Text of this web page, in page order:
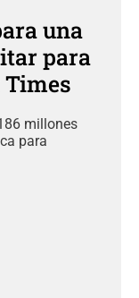
una
para
millones
para